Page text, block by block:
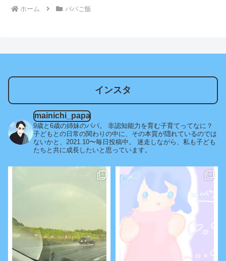
ホーム パパご飯
インスタ
mainichi_papa
9歳と6歳の姉妹のパパ。
非認知能力を育む子育てってなに？
子どもとの日常の関わりの中に、その本質が隠れているのでは
ないかと、2021.10〜毎日投稿中。
迷走しながら、私も子ども
たちと共に成長したいと思っています。